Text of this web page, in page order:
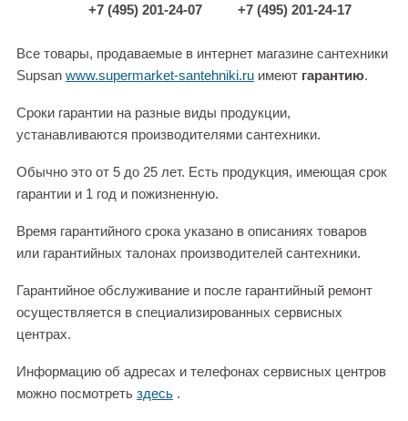
+7 (495) 201-24-07 +7 (495) 201-24-17
Все товары, продаваемые в интернет магазине сантехники
Supsan www.supermarket-santehniki.ru имеют гарантию.
Сроки гарантии на разные виды продукции,
устанавливаются производителями сантехники.
Обычно это от 5 до 25 лет. Есть продукция, имеющая срок
гарантии и 1 год и пожизненную.
Время гарантийного срока указано в описаниях товаров
или гарантийных талонах производителей сантехники.
Гарантийное обслуживание и после гарантийный ремонт
осуществляется в специализированных сервисных
центрах.
Информацию об адресах и телефонах сервисных центров
можно посмотреть здесь .